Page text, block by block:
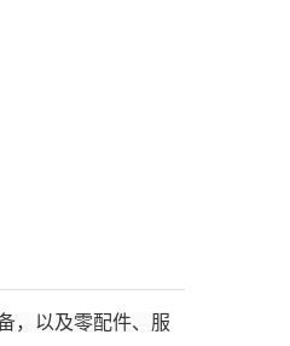
，以及零配件、服